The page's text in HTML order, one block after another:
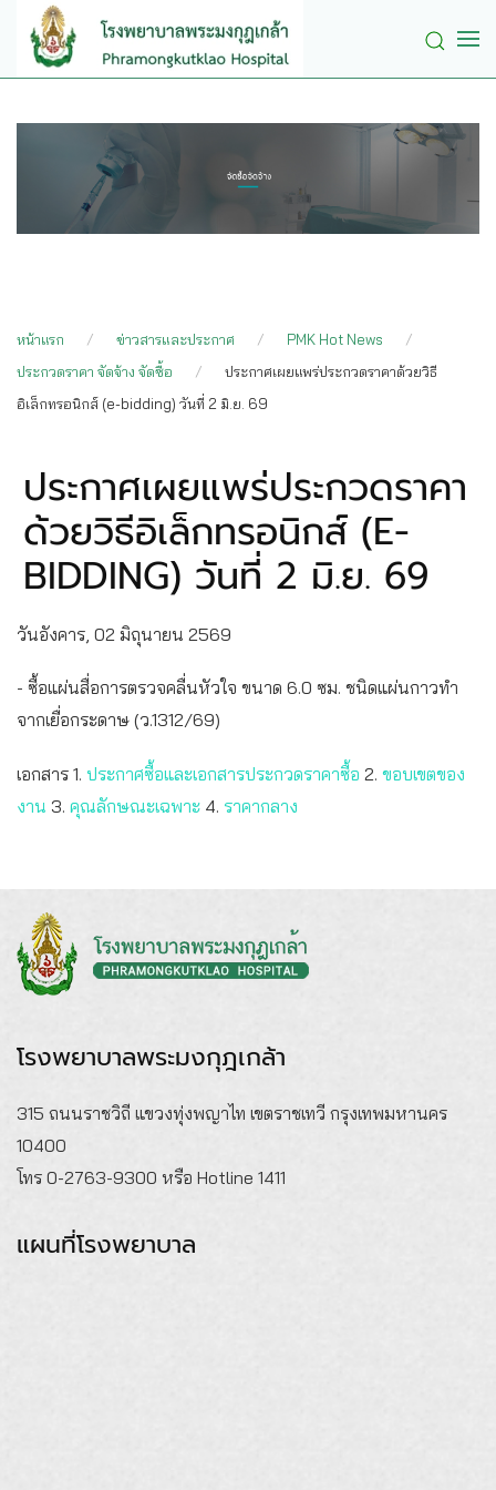
Skip to main content
หน้าแรก ข่าวสารและประกาศ
PMK Hot News
ประกวดราคา จัดจ้าง จัดซื้อ
ประกาศเผยแพร่ประกวดราคาด้วยวิธี
อิเล็กทรอนิกส์ (e-bidding) วันที่ 2 มิ.ย. 69
ประกาศเผยแพร่ประกวดราคา
ด้วยวิธีอิเล็กทรอนิกส์ (E-
BIDDING) วันที่ 2 มิ.ย. 69
วันอังคาร, 02 มิถุนายน 2569
- ซื้อแผ่นสื่อการตรวจคลื่นหัวใจ ขนาด 6.0 ซม. ชนิดแผ่นกาวทำ
จากเยื่อกระดาษ (ว.1312/69)
เอกสาร 1. ประกาศซื้อและเอกสารประกวดราคาซื้อ 2. ขอบเขตของ
งาน 3. คุณลักษณะเฉพาะ 4. ราคากลาง
โรงพยาบาลพระมงกุฎเกล้า
315 ถนนราชวิถี แขวงทุ่งพญาไท เขตราชเทวี กรุงเทพมหานคร
10400
โทร 0-2763-9300 หรือ Hotline 1411
แผนที่โรงพยาบาล